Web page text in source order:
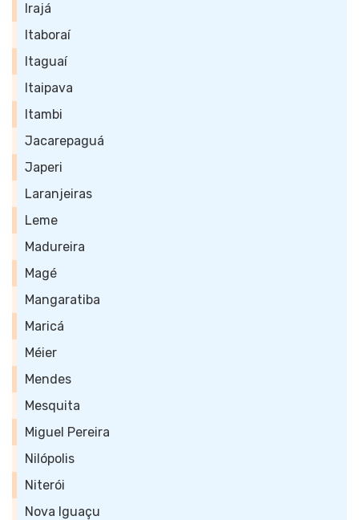
Irajá
Itaboraí
Itaguaí
Itaipava
Itambi
Jacarepaguá
Japeri
Laranjeiras
Leme
Madureira
Magé
Mangaratiba
Maricá
Méier
Mendes
Mesquita
Miguel Pereira
Nilópolis
Niterói
Nova Iguaçu